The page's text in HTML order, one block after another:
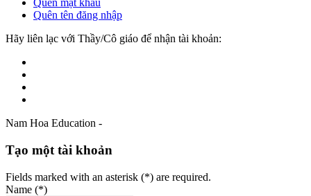
Quên mật khẩu
Quên tên đăng nhập
Hãy liên lạc với Thầy/Cô giáo để nhận tài khoản:
Nam Hoa Education -
Tạo một tài khoản
Fields marked with an asterisk (*) are required.
Name (*)